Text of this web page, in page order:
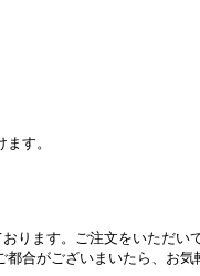
す。
ります。ご注文をいただい
合がございまいたら、お気